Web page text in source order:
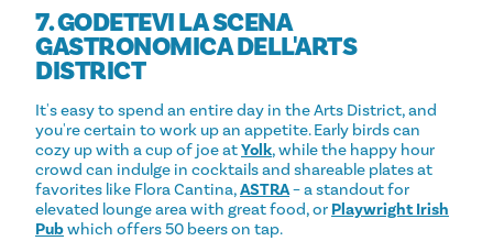
7. GODETEVI LA SCENA
GASTRONOMICA DELL'ARTS
DISTRICT
It's easy to spend an entire day in the Arts District, and
you're certain to work up an appetite. Early birds can
cozy up with a cup of joe atYolk, while the happy hour
crowd can indulge in cocktails and shareable plates at
favorites like Flora Cantina,ASTRA– a standout for
elevated lounge area with great food, or Playwright Irish
Pubwhich offers 50 beers on tap.